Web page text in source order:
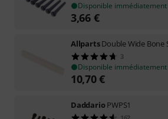
Disponible immédiatement
3,66 €
AllpartsDouble Wide Bone
3
Disponible immédiatement
10,70€
DaddarioPWPS1